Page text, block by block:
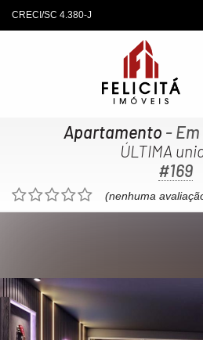
CRECI/SC 4.380-J
Apartamento -
ÚLTIMA
#169
(nenhuma